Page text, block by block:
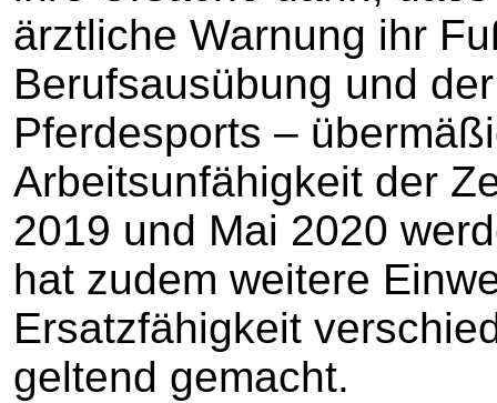
ärztliche Warnung ihr
Berufsausübung und
Pferdesports –
Arbeitsunfähigkeit der
2019 und Mai 2020
hat zudem weitere
Ersatzfähigkeit
geltend gemacht.